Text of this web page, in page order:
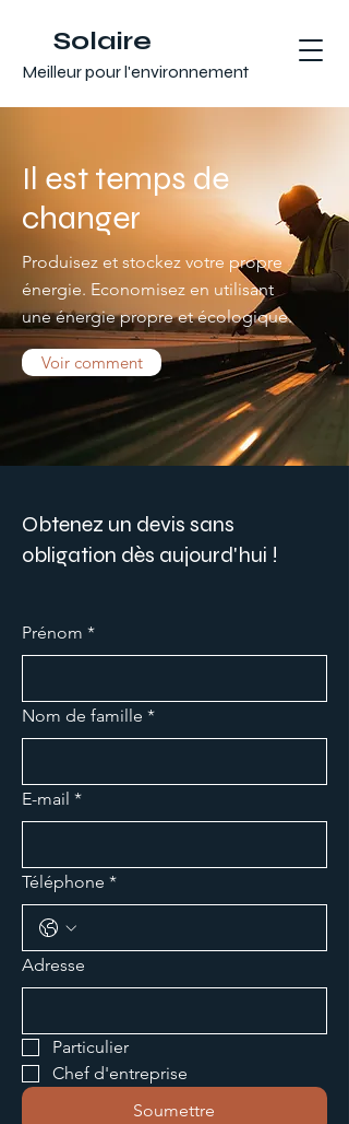
Solaire
Meilleur pour l'environnement
Il est temps de
changer
Produisez et stockez votre propre
énergie. Economisez en utilisant
une énergie propre et écologique.
Voir comment
Obtenez un devis sans
obligation dès aujourd'hui !
Prénom *
Nom de famille *
E-mail *
Téléphone *
Adresse
Particulier
Chef d'entreprise
Soumettre